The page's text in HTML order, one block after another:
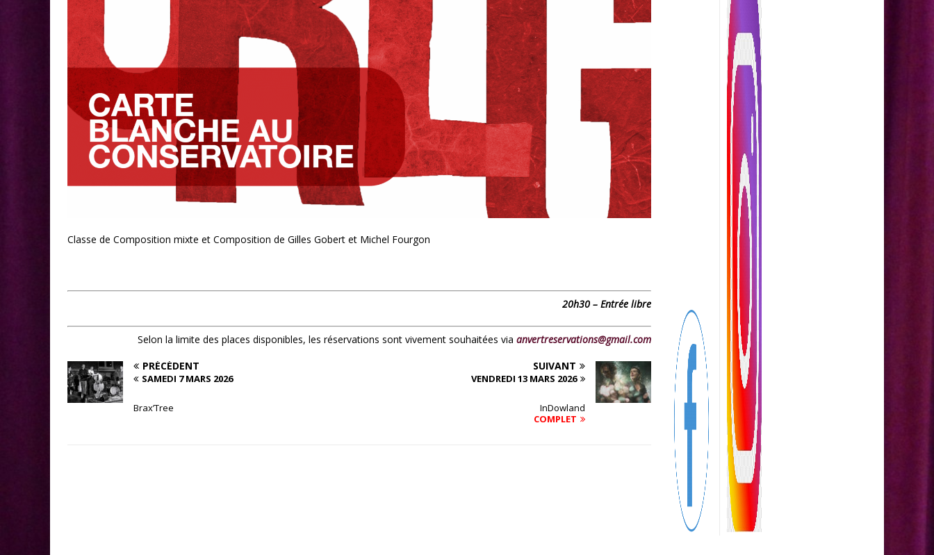
Classe de Composition mixte et Composition de Gilles Gobert et Michel Fourgon
20h30 – Entrée libre
Selon la limite des places disponibles, les réservations sont vivement souhaitées via anvertreservations@gmail.com
PRÉCÉDENT
SAMEDI 7 MARS 2026
Brax’Tree
SUIVANT
VENDREDI 13 MARS 2026
InDowland
COMPLET